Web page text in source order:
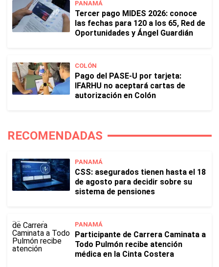
PANAMÁ
Tercer pago MIDES 2026: conoce
las fechas para 120 a los 65, Red de
Oportunidades y Ángel Guardián
COLÓN
Pago del PASE-U por tarjeta:
IFARHU no aceptará cartas de
autorización en Colón
RECOMENDADAS
PANAMÁ
CSS: asegurados tienen hasta el 18
de agosto para decidir sobre su
sistema de pensiones
PANAMÁ
Participante de Carrera Caminata a
Todo Pulmón recibe atención
médica en la Cinta Costera